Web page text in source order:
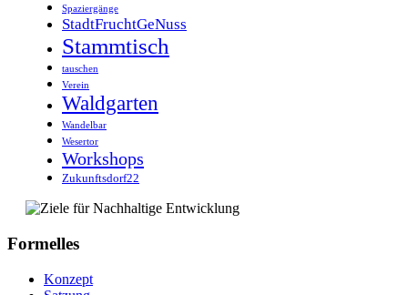
Spaziergänge
StadtFruchtGeNuss
Stammtisch
tauschen
Verein
Waldgarten
Wandelbar
Wesertor
Workshops
Zukunftsdorf22
Formelles
Konzept